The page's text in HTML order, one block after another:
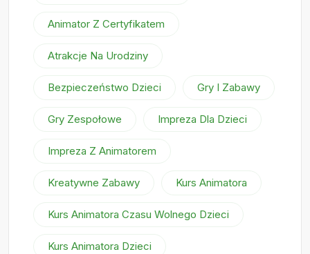
Animator Z Certyfikatem
Atrakcje Na Urodziny
Bezpieczeństwo Dzieci Gry I Zabawy
Gry Zespołowe Impreza Dla Dzieci
Impreza Z Animatorem
Kreatywne Zabawy Kurs Animatora
Kurs Animatora Czasu Wolnego Dzieci
Kurs Animatora Dzieci